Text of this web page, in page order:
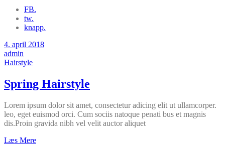
FB.
tw.
knapp.
4. april 2018
admin
Hairstyle
Spring Hairstyle
Lorem ipsum dolor sit amet, consectetur adicing elit ut ullamcorper.
leo, eget euismod orci. Cum sociis natoque penati bus et magnis
dis.Proin gravida nibh vel velit auctor aliquet
Læs Mere